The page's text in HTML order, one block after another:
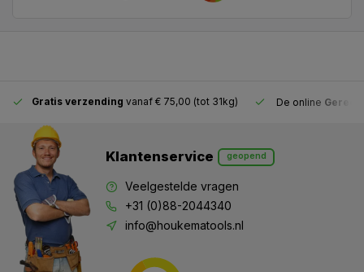
Gratis verzending vanaf € 75,00 (tot 31kg) De online
Klantenservice geopend
Veelgestelde vragen
+31 (0)88-2044340
info@houkematools.nl